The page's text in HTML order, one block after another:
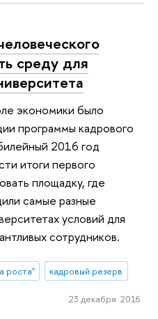
среду для
экономики было
программы кадрового
2016 год
итоги первого
площадку, где
самые разные
условий для
сотрудников.
роста" кадровый резерв
23 декабря 2016